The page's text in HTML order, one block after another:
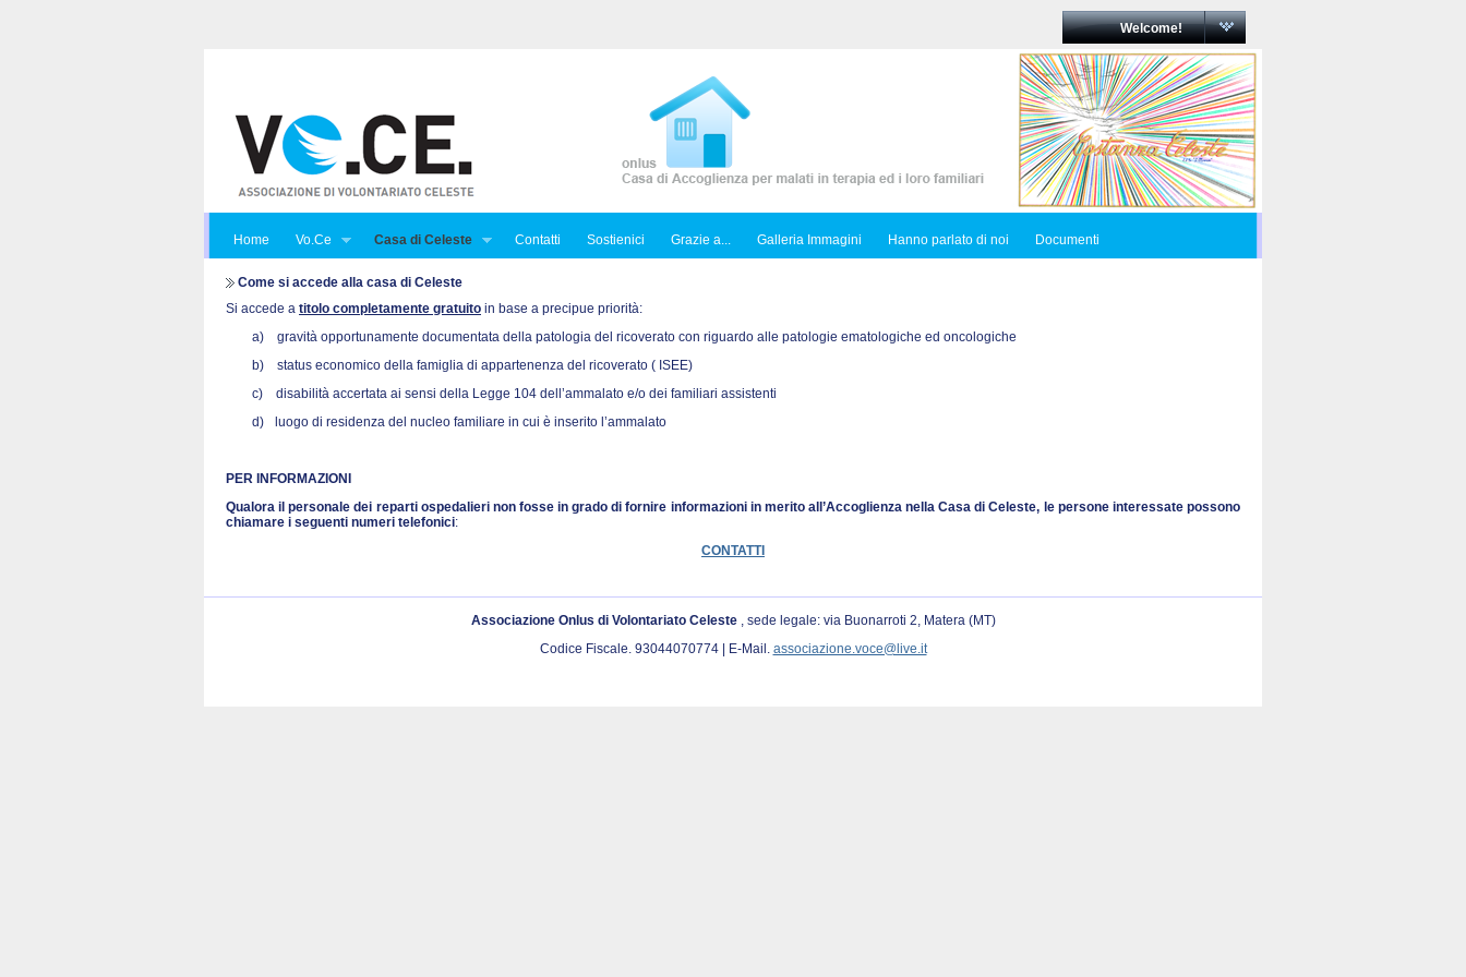
Welcome!
Home Vo.Ce Casa di Celeste Contatti Sostienici Grazie a... Galleria Immagini Hanno parlato di noi Documenti
Come si accede alla casa di Celeste
Si accede a titolo completamente gratuito in base a precipue priorità:
a)
gravità opportunamente documentata della patologia del ricoverato con riguardo alle patologie ematologiche ed oncologiche
b)
status economico della famiglia di appartenenza del ricoverato ( ISEE)
c)
disabilità accertata ai sensi della Legge 104 dell’ammalato e/o dei familiari assistenti
d)
luogo di residenza del nucleo familiare in cui è inserito l’ammalato
PER INFORMAZIONI
Qualora il personale dei reparti ospedalieri non fosse in grado di fornire informazioni in merito all’Accoglienza nella Casa di Celeste, le persone interessate possono
chiamare i seguenti numeri telefonici:
CONTATTI
Associazione Onlus di Volontariato Celeste , sede legale: via Buonarroti 2, Matera (MT)
Codice Fiscale. 93044070774 | E-Mail. associazione.voce@live.it